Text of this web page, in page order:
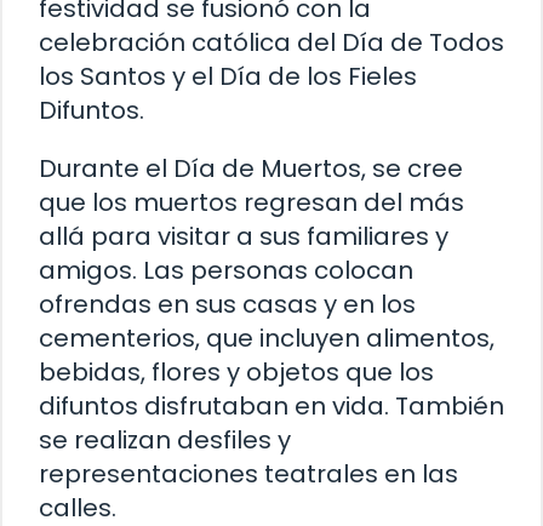
festividad se fusionó con la
celebración católica del Día de Todos
los Santos y el Día de los Fieles
Difuntos.
Durante el Día de Muertos, se cree
que los muertos regresan del más
allá para visitar a sus familiares y
amigos. Las personas colocan
ofrendas en sus casas y en los
cementerios, que incluyen alimentos,
bebidas, flores y objetos que los
difuntos disfrutaban en vida. También
se realizan desfiles y
representaciones teatrales en las
calles.